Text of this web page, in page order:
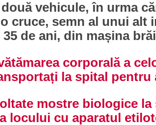
vehicule, în urma
cruce, semn al unui alt
de ani, din mașina
corporală a
la spital pentru
mostre biologice
locului cu aparatul